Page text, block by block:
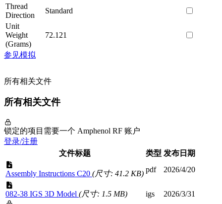
Thread
Direction
Standard
Unit
Weight
(Grams)
72.121
参见模拟
所有相关文件
所有相关文件
锁定的项目需要一个 Amphenol RF 账户
登录/注册
文件标题
类型 发布日期
Assembly Instructions C20 (尺寸: 41.2 KB) pdf 2026/4/20
082-38 IGS 3D Model (尺寸: 1.5 MB) igs 2026/3/31